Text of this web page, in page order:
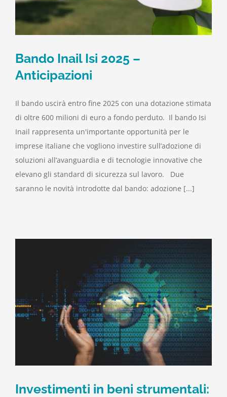
Bando Inail Isi 2025 –
Anticipazioni
Il bando uscirà entro fine 2025 con una dotazione stimata
di oltre 600 milioni di euro a fondo perduto. Il bando Isi
Inail rappresenta un'importante opportunità per le
imprese italiane che vogliono investire sull’adozione di
soluzioni all’avanguardia e di tecnologie innovative che
elevano gli standard di sicurezza sul lavoro. Due
saranno le novità introdotte dal bando: adozione [...]
Investimenti in beni strumentali: